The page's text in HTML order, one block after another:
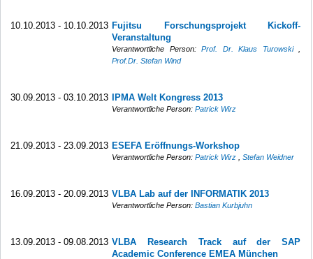
10.10.2013 - 10.10.2013 Fujitsu Forschungsprojekt Kickoff-
Veranstaltung
Verantwortliche Person:Prof. Dr. Klaus Turowski
Prof.Dr. Stefan Wind
30.09.2013 - 03.10.2013 IPMA Welt Kongress 2013
Verantwortliche Person:Patrick Wirz
21.09.2013 - 23.09.2013 ESEFA Eröffnungs-Workshop
Verantwortliche Person:Patrick Wirz ,Stefan Weidner
16.09.2013 - 20.09.2013 VLBA Lab auf der INFORMATIK 2013
Verantwortliche Person:Bastian Kurbjuhn
13.09.2013 - 09.08.2013 VLBA Research Track auf der SAP
Academic Conference EMEA München